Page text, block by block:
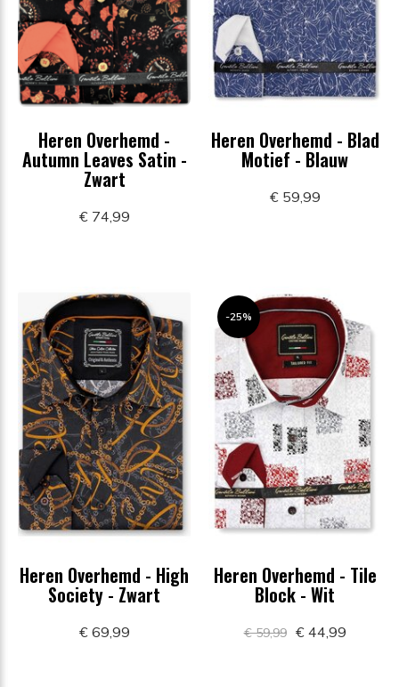
Heren Overhemd -
Autumn Leaves Satin -
Zwart
€ 74,99
Heren Overhemd - Blad
Motief - Blauw
€ 59,99
Heren Overhemd - High
Society - Zwart
€ 69,99
-25%
Heren Overhemd - Tile
Block - Wit
€ 59,99 € 44,99